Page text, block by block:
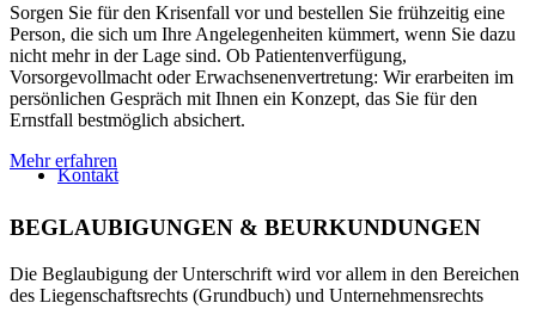
Kontakt
Sorgen Sie für den Krisenfall vor und bestellen Sie frühzeitig eine
Person, die sich um Ihre Angelegenheiten kümmert, wenn Sie dazu
nicht mehr in der Lage sind. Ob Patientenverfügung,
Vorsorgevollmacht oder Erwachsenenvertretung: Wir erarbeiten im
persönlichen Gespräch mit Ihnen ein Konzept, das Sie für den
Ernstfall bestmöglich absichert.
Mehr erfahren
BEGLAUBIGUNGEN & BEURKUNDUNGEN
Die Beglaubigung der Unterschrift wird vor allem in den Bereichen
des Liegenschaftsrechts (Grundbuch) und Unternehmensrechts